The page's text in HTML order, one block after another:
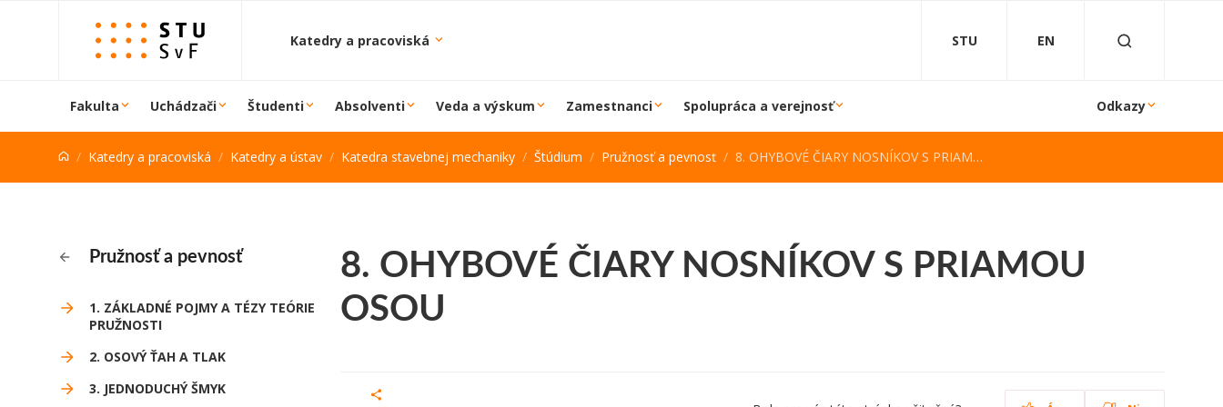
Prejsť na obsah
Katedry a pracoviská STU EN
Fakulta Uchádzači Študenti Absolventi Veda a výskum Zamestnanci Spolupráca a verejnosť Odkazy
Katedry a pracoviská Katedry a ústav Katedra stavebnej mechaniky Štúdium Pružnosť a pevnosť 8. OHYBOVÉ ČIARY NOSNÍKOV S PRIAMOU OSOU
Pružnosť a pevnosť
1. ZÁKLADNÉ POJMY A TÉZY TEÓRIE
PRUŽNOSTI
2. OSOVÝ ŤAH A TLAK
3. JEDNODUCHÝ ŠMYK
8. OHYBOVÉ ČIARY NOSNÍKOV S PRIAMOU
OSOU